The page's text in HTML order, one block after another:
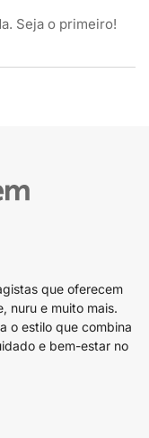
Seja o primeiro!
que oferecem
nuru e muito mais.
o estilo que combina
e bem-estar no